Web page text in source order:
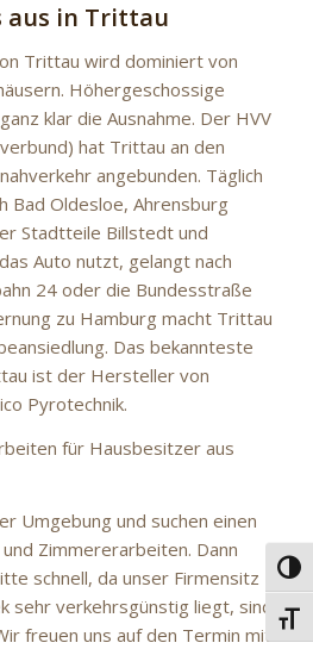
aus in Trittau
Trittau wird dominiert von
Höhergeschossige
klar die Ausnahme. Der HVV
hat Trittau an den
angebunden. Täglich
Bad Oldesloe, Ahrensburg
Stadtteile Billstedt und
Auto nutzt, gelangt nach
24 oder die Bundesstraße
zu Hamburg macht Trittau
Das bekannteste
ist der Hersteller von
Pyrotechnik.
für Hausbesitzer aus
Umgebung und suchen einen
Zimmererarbeiten. Dann
schnell, da unser Firmensitz
sehr verkehrsgünstig liegt, sind
freuen uns auf den Termin mit